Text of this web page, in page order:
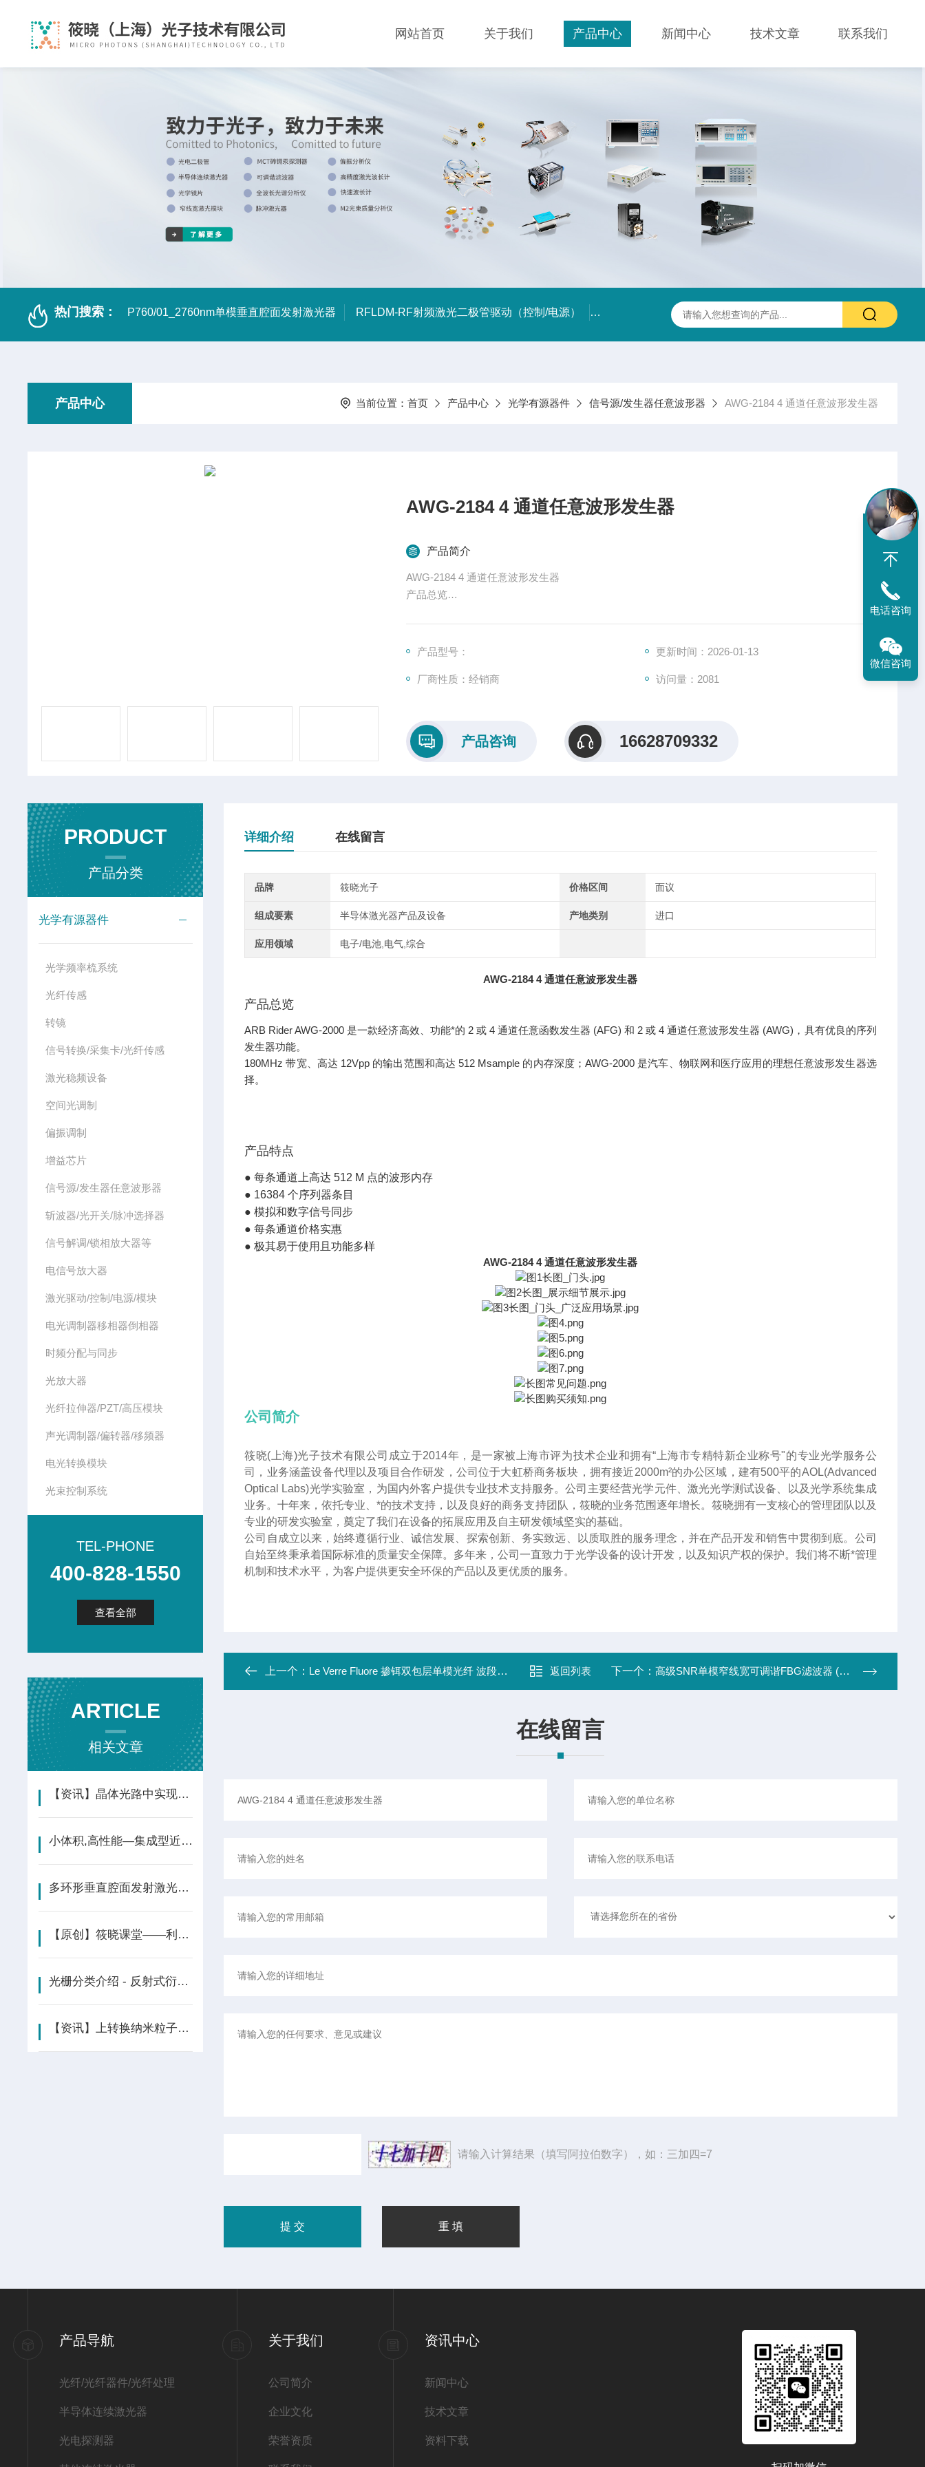
网站首页 关于我们 产品中心 新闻中心 技术文章 联系我们
热门搜索： P760/01_2760nm单模垂直腔面发射激光器 RFLDM-RF射频激光二极管驱动（控制/电源） IR抛光硫化锌(ZnS)多光谱(透明)窗片 0.37-13.5um 25.4X3.0mm（
产品中心 当前位置： 首页 产品中心 光学有源器件 信号源/发生器任意波形器 AWG-2184 4 通道任意波形发生器
AWG-2184 4 通道任意波形发生器
产品简介
AWG-2184 4 通道任意波形发生器
产品总览
产品型号：
更新时间：2026-01-13
厂商性质：经销商 访问量：2081
产品咨询 16628709332
PRODUCT
产品分类
光学有源器件
光学频率梳系统
光纤传感
转镜
信号转换/采集卡/光纤传感
激光稳频设备
空间光调制
偏振调制
增益芯片
信号源/发生器任意波形器
斩波器/光开关/脉冲选择器
信号解调/锁相放大器等
电信号放大器
激光驱动/控制/电源/模块
电光调制器移相器倒相器
时频分配与同步
光放大器
光纤拉伸器/PZT/高压模块
声光调制器/偏转器/移频器
电光转换模块
光束控制系统
TEL-PHONE
400-828-1550
查看全部
ARTICLE
相关文章
【资讯】晶体光路中实现了高效率的位置-动量（EPR）纠缠光子产生
小体积,高性能—集成型近红外单光子探测器助力激光雷达应用
多环形垂直腔面发射激光器VCSEL实现“双高突破”
【原创】筱晓课堂——利用780nm DFB测试Rb饱和吸收光谱
光栅分类介绍 - 反射式衍射光栅/凹面/脉冲压缩光栅等
【资讯】上转换纳米粒子-聚苯乙烯微球-光学 “微传感器 ” | Nature
详细介绍 在线留言
品牌 筱晓光子 价格区间 面议
组成要素 半导体激光器产品及设备 产地类别 进口
应用领域 电子/电池,电气,综合
AWG-2184 4 通道任意波形发生器
产品总览
ARB Rider AWG-2000 是一款经济高效、功能*的 2 或 4 通道任意函数发生器 (AFG) 和 2 或 4 通道任意波形发生器 (AWG)，具有优良的序列
发生器功能。
180MHz 带宽、高达 12Vpp 的输出范围和高达 512 Msample 的内存深度；AWG-2000 是汽车、物联网和医疗应用的理想任意波形发生器选
择。
产品特点
●每条通道上高达 512 M 点的波形内存
● 16384 个序列器条目
●模拟和数字信号同步
●每条通道价格实惠
●极其易于使用且功能多样
AWG-2184 4 通道任意波形发生器
公司简介
筱晓(上海)光子技术有限公司成立于2014年 ， 是一家被上海市评为技术企业和拥有“上海市专精特新企业称号"的专业光学服务公
司，业务涵盖设备代理以及项目合作研发，公司位于大虹桥商务板块，拥有接近2000m²的办公区域，建有500平的AOL(Advanced
Optical Labs)光学实验室，为国内外客户提供专业技术支持服务。公司主要经营光学元件、激光光学测试设备、以及光学系统集成
业务。十年来 ，依托专业、*的技术支持，以及良好的商务支持团队，筱晓的业务范围逐年增长。筱晓拥有一支核心的管理团队以及
专业的研发实验室，奠定了我们在设备的拓展应用及自主研发领域坚实的基础。
公司自成立以来，始终遵循行业、诚信发展、探索创新、务实致远、以质取胜的服务理念，并在产品开发和销售中贯彻到底。公司
自始至终秉承着国际标准的质量安全保障。多年来，公司一直致力于光学设备的设计开发，以及知识产权的保护。我们将不断*管理
机制和技术水平，为客户提供更安全环保的产品以及更优质的服务。
上一个： Le Verre Fluore 掺铒双包层单模光纤 波段3.55um 5.6W 返回列表 下一个： 高级SNR单模窄线宽可调谐FBG滤波器 (C波段1550.12nm ＞55db)
在线留言
请输入计算结果（填写阿拉伯数字），如：三加四=7
产品导航
光纤/光纤器件/光纤处理
半导体连续激光器
光电探测器
关于我们
公司简介
企业文化
荣誉资质
资讯中心
新闻中心
技术文章
资料下载
电话咨询
微信咨询